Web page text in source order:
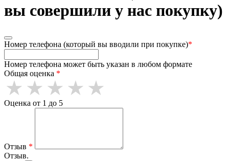
вы совершили у нас покупку)
Номер телефона (который вы вводили при покупке)*
Номер телефона может быть указан в любом формате
Общая оценка *
Оценка от 1 до 5
Отзыв *
Отзыв.